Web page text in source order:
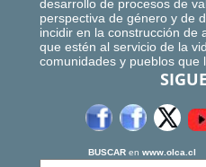
desarrollo de procesos de
perspectiva de género y de
incidir en la construcción de
que estén al servicio de la
comunidades y pueblos que
BUSCAR en www.olca.cl